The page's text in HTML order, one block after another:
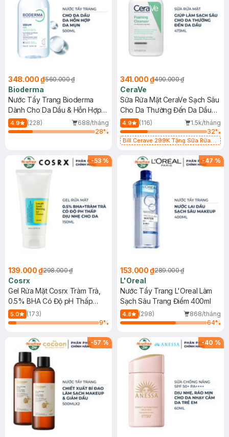
348.000 ₫560.000 ₫
Bioderma
Nước Tẩy Trang Bioderma
Dành Cho Da Dầu & Hỗn Hợp
500ml
4.9 (228)
688/tháng
28%
341.000 ₫490.000 ₫
CeraVe
Sữa Rửa Mặt CeraVe Sạch Sâu
Cho Da Thường Đến Da Dầu
473ml
4.9 (116)
1.5k/tháng
32%
Bill Cerave 299K Tặng Sữa Rửa
-53 %
139.000 ₫298.000 ₫
Cosrx
Gel Rửa Mặt Cosrx Tràm Trà,
0.5% BHA Có Độ pH Thấp
150ml
5.0
(173)
9%
-47 %
153.000 ₫289.000 ₫
L'Oreal
Nước Tẩy Trang L'Oreal Làm
Sạch Sâu Trang Điểm 400ml
4.8 (298)
868/tháng
64%
-57 % -40 %